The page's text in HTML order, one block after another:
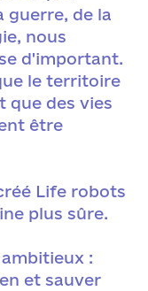
guerre, de la
nous
d'important.
le territoire
que des vies
être
Life robots
plus sûre.
:
et sauver